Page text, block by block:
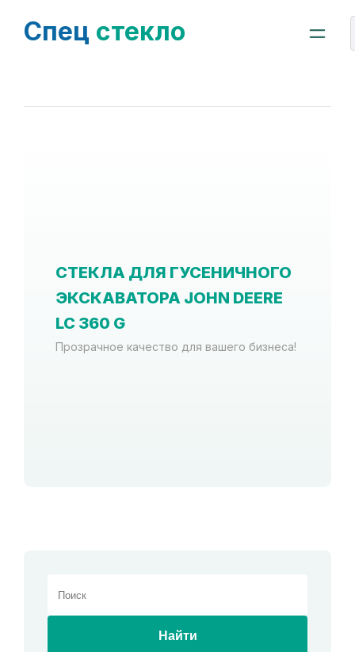
Спец стекло
СТЕКЛА ДЛЯ ГУСЕНИЧНОГО
ЭКСКАВАТОРА JOHN DEERE
LC 360 G
Прозрачное качество для вашего бизнеса!
Найти